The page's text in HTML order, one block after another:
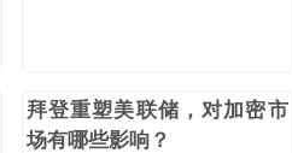
拜登重塑美联储，对加密市
场有哪些影响？